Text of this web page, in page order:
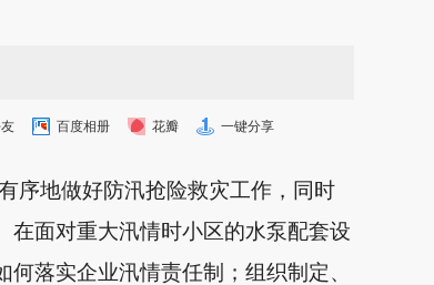
百度相册 花瓣 一键分享
序地做好防汛抢险救灾工作，同时
在面对重大汛情时小区的水泵配套设
落实企业汛情责任制；组织制定、